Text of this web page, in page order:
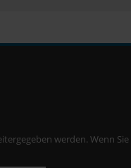
werden. Wenn